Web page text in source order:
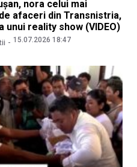
nora celui mai
afaceri din Transnistria,
unui reality show (VIDEO)
15.07.2026 18:47